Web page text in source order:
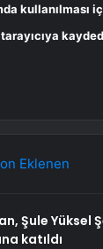
kullanılması
Eklenen
Şule Yüksel
katıldı